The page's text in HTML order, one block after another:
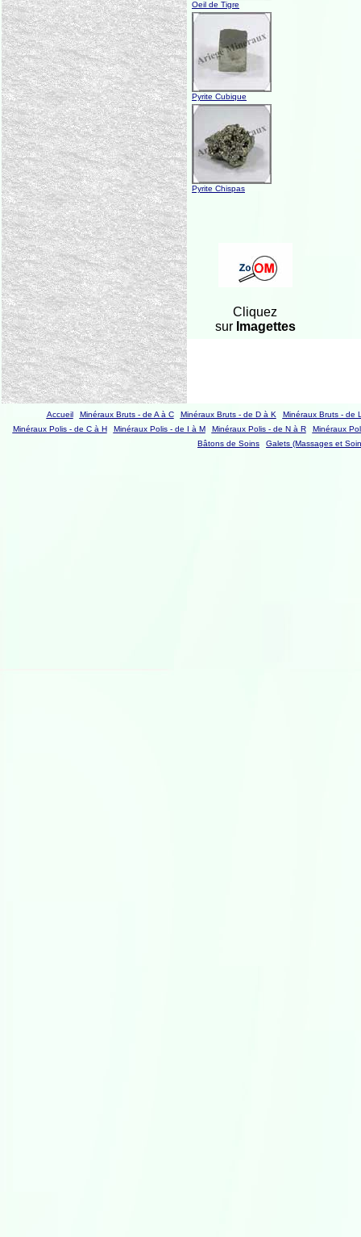
Oeil de Tigre
Pyrite Cubique
Pyrite Chispas
Cliquez
surImagettes
Accueil Minéraux Bruts - de A à C Minéraux Bruts - de D à K
Minéraux Bruts - de
Minéraux Polis - de C à H
Minéraux Polis - de I à M Minéraux Polis - de N à R
Minéraux
Bâtons de Soins
Galets (Massages et